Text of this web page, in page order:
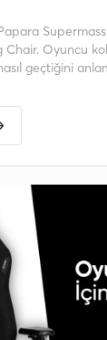
Chair. Oyuncu
geçtiğini